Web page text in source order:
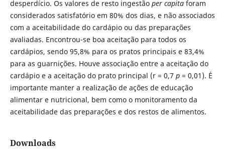
desperdício. Os valores de resto ingestão per capitaforam
considerados satisfatório em 80% dos dias, e não associados
com a aceitabilidade do cardápio ou das preparações
avaliadas. Encontrou-se boa aceitação para todos os
cardápios, sendo 95,8% para os pratos principais e 83,4%
para as guarnições. Houve associação entre a aceitação do
cardápio e a aceitação do prato principal (r = 0,7 p= 0,01). É
importante manter a realização de ações de educação
alimentar e nutricional, bem como o monitoramento da
aceitabilidade das preparações e dos restos de alimentos.
Downloads